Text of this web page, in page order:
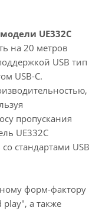
UE332C
на 20 метров
USB тип
USB-C.
пропускания
UE332C
стандартами USB
форм-фактору
а также